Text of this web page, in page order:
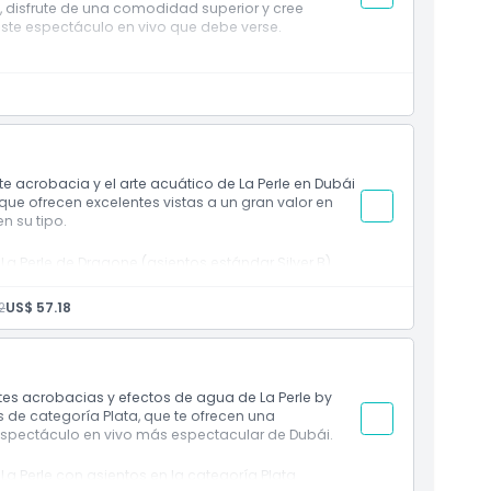
de una comodidad superior y cree
espectáculo en vivo que debe verse.
cada boleto de adulto
espectáculo en vivo
y vistas familiares
acrobacia y el arte acuático de La Perle en Dubái
ofrecen excelentes vistas a un gran valor en
su tipo.
Perle de Dragone (asientos estándar Silver B)
construido especialmente con 2.5
en la cultura y creatividad de Dubái
buena vista de la acción
se asegurarán los mejores asientos
Silver B.
US$ 57.18
acrobacias y efectos de agua de La Perle by
categoría Plata, que te ofrecen una
en vivo más espectacular de Dubái.
Perle con asientos en la categoría Plata